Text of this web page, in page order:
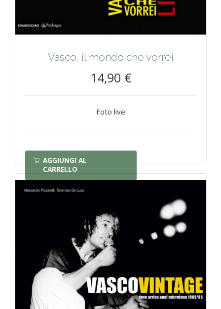
Vasco, il mondo che vorrei
14,90 €
Foto live
AGGIUNGI AL
CARRELLO